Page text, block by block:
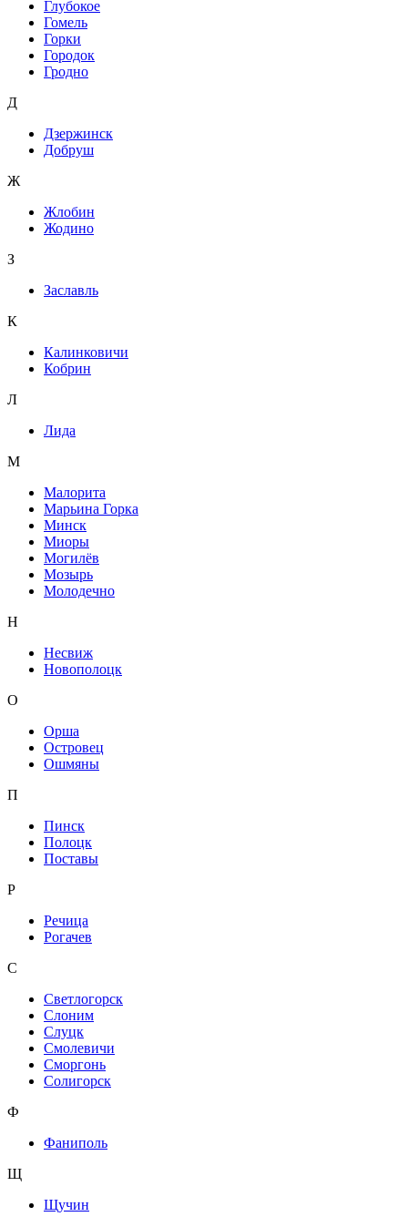
Глубокое
Гомель
Горки
Городок
Гродно
Д
Дзержинск
Добруш
Ж
Жлобин
Жодино
З
Заславль
К
Калинковичи
Кобрин
Л
Лида
М
Малорита
Марьина Горка
Минск
Миоры
Могилёв
Мозырь
Молодечно
Н
Несвиж
Новополоцк
О
Орша
Островец
Ошмяны
П
Пинск
Полоцк
Поставы
Р
Речица
Рогачев
С
Светлогорск
Слоним
Слуцк
Смолевичи
Сморгонь
Солигорск
Ф
Фаниполь
Щ
Щучин